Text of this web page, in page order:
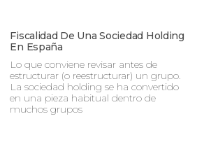
Fiscalidad De Una Sociedad Holding
En España
Lo que conviene revisar antes de
estructurar (o reestructurar) un grupo.
La sociedad holding se ha convertido
en una pieza habitual dentro de
muchos grupos